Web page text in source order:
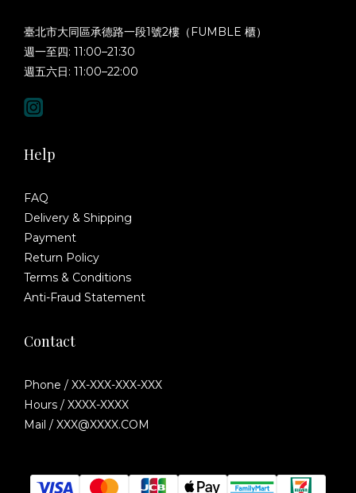
臺北市大同區承德路一段1號2樓（FUMBLE 櫃）
週一至四: 11:00–21:30
週五六日: 11:00–22:00
Help
FAQ
Delivery & Shipping
Payment
Return Policy
Terms & Conditions
Anti-Fraud Statement
Contact
Phone / XX-XXX-XXX-XXX
Hours / XXXX-XXXX
Mail / XXX@XXXX.COM